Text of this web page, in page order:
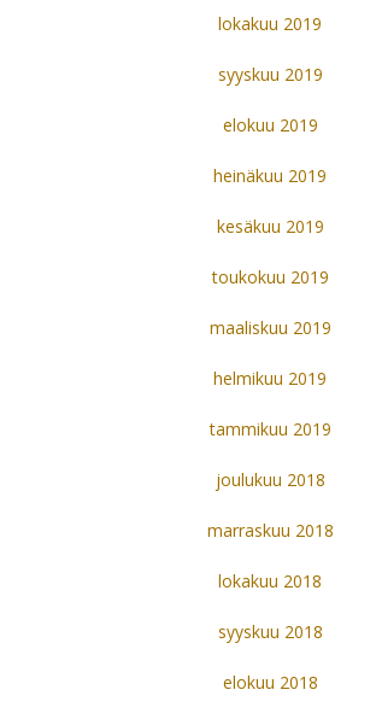
lokakuu 2019
syyskuu 2019
elokuu 2019
heinäkuu 2019
kesäkuu 2019
toukokuu 2019
maaliskuu 2019
helmikuu 2019
tammikuu 2019
joulukuu 2018
marraskuu 2018
lokakuu 2018
syyskuu 2018
elokuu 2018